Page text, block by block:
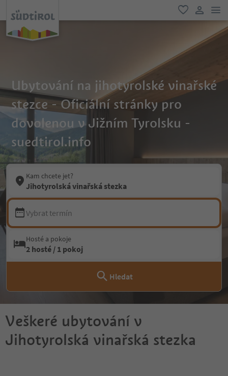
oblíbené
Ubytování na jihotyrolské vinařské
stezce - Oficiální stránky pro
dovolenou v Jižním Tyrolsku -
suedtirol.info
Kam chcete jet?
Jihotyrolská vinařská stezka
Vybrat termín
Hosté a pokoje
2 hosté / 1 pokoj
Hledat
Veškeré ubytování v
Jihotyrolská vinařská stezka